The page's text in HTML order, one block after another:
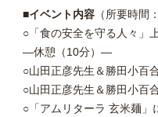
■イベント内容（所要時間
○「食の安全を守る人々」
―休憩（10分）―
○山田正彦先生＆勝田小百
○山田正彦先生＆勝田小百
○「アムリターラ 玄米麺」